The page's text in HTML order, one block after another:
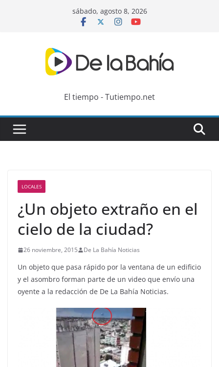
sábado, agosto 8, 2026
El tiempo - Tutiempo.net
LOCALES
¿Un objeto extraño en el
cielo de la ciudad?
26 noviembre, 2015 De La Bahía Noticias
Un objeto que pasa rápido por la ventana de un edificio
y el asombro forman parte de un video que envío una
oyente a la redacción de De La Bahía Noticias.